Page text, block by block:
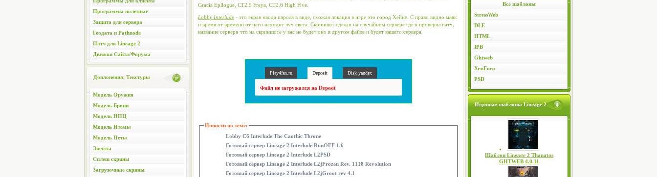
Программы полезные
Защита для сервера
Геодата и Pathnode
Патч для Lineage 2
Движки Сайта/Форума
Доплонения, Текстуры
Модель Оружия
Модель Брони
Модель НПЦ
Модель Итемы
Модель Петы
Эвенты
Сплеш скрины
Загрузочные скрины
Все шаблоны
StressWeb
DLE
HTML
IPB
Ghtweb
XenForo
PSD
Игровые шаблоны Lineage 2
Шаблон Lineage 2 Thanatos
GHTWEB 4.0.11
Gracia Epilogue, CT2.5 Freya, CT2.6 High Five.
Lobby Interlude - это экран ввода пароля в виде, схожая локация в игре это город Хейне. С право видно маяк
и время от времени от него исходит луч света. Скриншот сделан на случайном сервере где я проверял патч,
название сервера что на скриншоте у вас не будет оно в другом файле и будет вашего сервера.
Play4fan.ru Deposit Disk yandex
Файл не загружался на Deposit
Новости по теме:
Lobby C6 Interlude The Caothic Throne
Готовый сервер Lineage 2 Interlude RunOFF 1.6
Готовый сервер Lineage 2 Interlude L2PSD
Готовый сервер Lineage 2 Interlude L2jFrozen Rev. 1118 Revolution
Готовый сервер Lineage 2 Interlude L2jGroot rev 4.1